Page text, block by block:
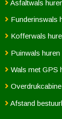
Asfaltwals
Funderinswals
Kofferwals
Puinwals huren
Wals met GPS
Afstand